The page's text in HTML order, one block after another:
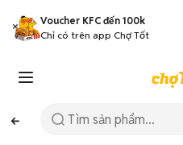
Voucher KFC đến 100k
Chỉ có trên app Chợ Tốt